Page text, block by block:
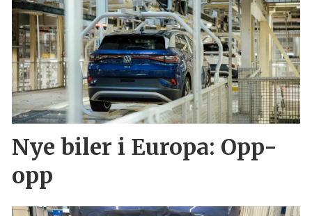
Nye biler i Europa: Opp-
opp